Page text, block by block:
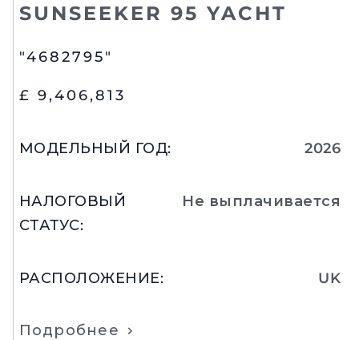
SUNSEEKER 95 YACHT
"4682795"
£ 9,406,813
МОДЕЛЬНЫЙ ГОД: 2026
НАЛОГОВЫЙ
СТАТУС:
Не выплачивается
РАСПОЛОЖЕНИЕ: UK
Подробнее